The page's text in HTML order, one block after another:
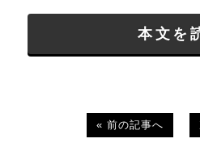
本文を
« 前の記事へ